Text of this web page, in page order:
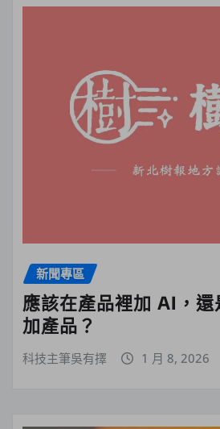
新聞專區
應該在產品裡加 AI，
加產品？
科技主筆吳有擇 1 月 8, 2026